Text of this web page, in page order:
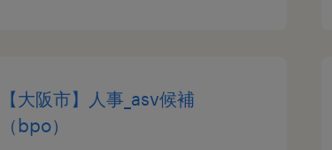
【大阪市】人事_asv候補
（bpo）